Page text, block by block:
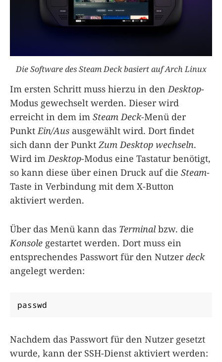
Die Software des Steam Deck basiert auf Arch Linux
Im ersten Schritt muss hierzu in denDesktop-
Modus gewechselt werden. Dieser wird
erreicht in dem im Steam Deck-Menü der
PunktEin/Aus ausgewählt wird. Dort findet
sich dann der PunktZum Desktop wechseln.
Wird imDesktop-Modus eine Tastatur benötigt,
so kann diese über einen Druck auf die Steam-
Taste in Verbindung mit dem X-Button
aktiviert werden.
Über das Menü kann das Terminalbzw. die
Konsole gestartet werden. Dort muss ein
entsprechendes Passwort für den Nutzerdeck
angelegt werden:
passwd
Nachdem das Passwort für den Nutzer gesetzt
wurde, kann der SSH-Dienst aktiviert werden: